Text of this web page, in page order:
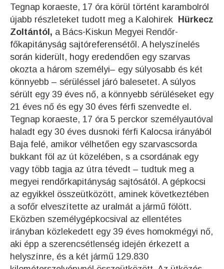
Tegnap koraeste, 17 óra körül történt karambolról
újabb részleteket tudott meg a Kalohirek
Hürkecz
Zoltántól, a Bács-Kiskun Megyei Rendőr-
főkapitányság sajtóreferensétől. A helyszínelés
során kiderült, hogy eredendően egy szarvas
okozta a három személyi– egy súlyosabb és két
könnyebb – sérüléssel járó balesetet. A súlyos
sérült egy 39 éves nő, a könnyebb sérüléseket egy
21 éves nő és egy 30 éves férfi szenvedte el.
Tegnap koraeste, 17 óra 5 perckor személyautóval
haladt egy 30 éves dusnoki férfi Kalocsa irányából
Baja felé, amikor vélhetően egy szarvascsorda
bukkant föl az út közelében, s a csordának egy
vagy több tagja az útra tévedt – tudtuk meg a
megyei rendőrkapitányság sajtósától. A gépkocsi
az egyikkel összeütközött, aminek következtében
a sofőr elveszítette az uralmát a jármű fölött.
Eközben személygépkocsival az ellentétes
irányban közlekedett egy 39 éves homokmégyi nő,
aki épp a szerencsétlenség idején érkezett a
helyszínre, és a két jármű 129.830